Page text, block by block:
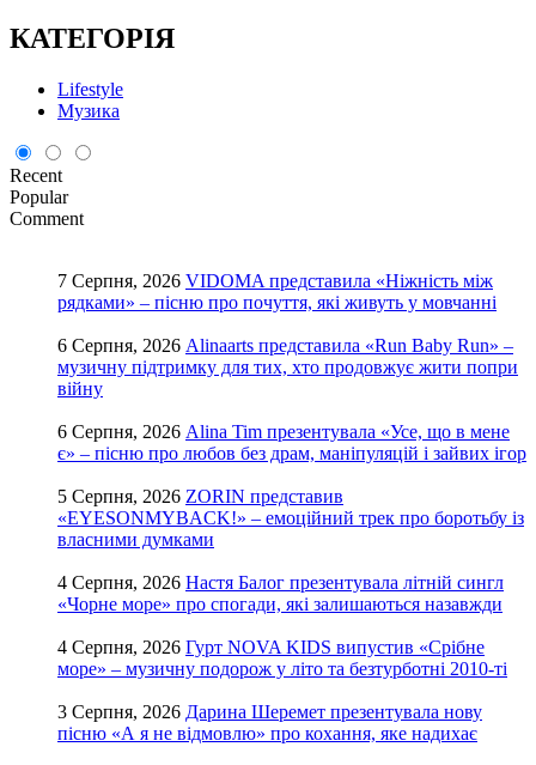
КАТЕГОРІЯ
Lifestyle
Музика
Recent
Popular
Comment
7 Серпня, 2026 VIDOMA представила «Ніжність між
рядками» – пісню про почуття, які живуть у мовчанні
6 Серпня, 2026 Alinaarts представила «Run Baby Run» –
музичну підтримку для тих, хто продовжує жити попри
війну
6 Серпня, 2026 Alina Tim презентувала «Усе, що в мене
є» – пісню про любов без драм, маніпуляцій і зайвих ігор
5 Серпня, 2026 ZORIN представив
«EYESONMYBACK!» – емоційний трек про боротьбу із
власними думками
4 Серпня, 2026 Настя Балог презентувала літній сингл
«Чорне море» про спогади, які залишаються назавжди
4 Серпня, 2026 Гурт NOVA KIDS випустив «Срібне
море» – музичну подорож у літо та безтурботні 2010-ті
3 Серпня, 2026 Дарина Шеремет презентувала нову
пісню «А я не відмовлю» про кохання, яке надихає